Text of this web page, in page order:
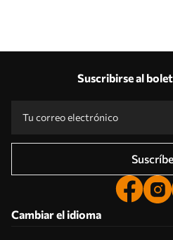
Suscribirse al
Cambiar el idioma